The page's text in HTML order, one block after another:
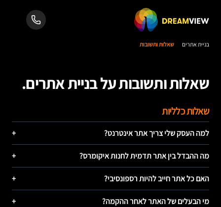
בניית אתרים שאלות ותשובות
שאלות ותשובות על בניית אתרים.
שאלות כלליות
למה העסק שלי צריך אתר אינטרנט? +
מה ההבדל בין אתר תדמית לחנות איקומרס? +
האם כל אתר חייב להיות רספונסיבי? +
מי הבעלים של האתר לאחר ההקמה? +